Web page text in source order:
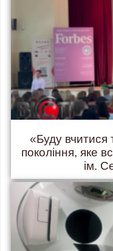
«Буду вчитися
покоління, яке
ім.